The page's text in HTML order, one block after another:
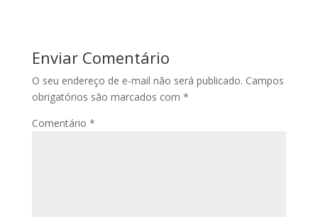
Enviar Comentário
O seu endereço de e-mail não será publicado. Campos
obrigatórios são marcados com *
Comentário *